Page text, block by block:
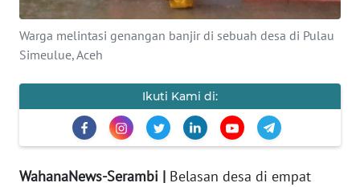
Warga melintasi genangan banjir di sebuah desa di Pulau
Simeulue, Aceh
Ikuti Kami di:
WahanaNews-Serambi | Belasan desa di empat
BERITA
KONTAK
INFO